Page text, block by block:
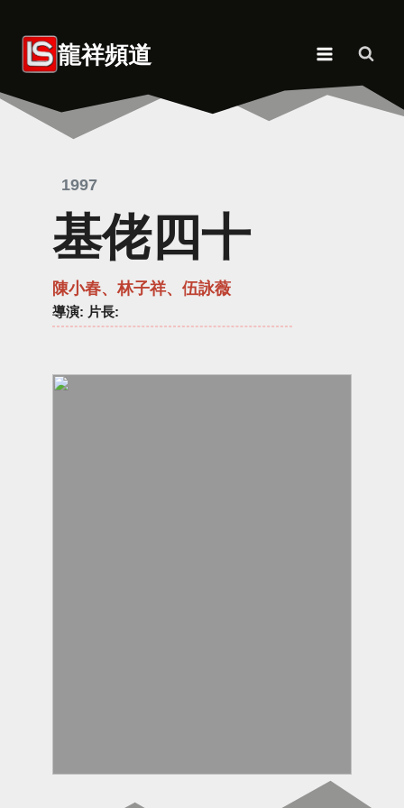
content 龍祥頻道
1997
基佬四十
陳小春、林子祥、伍詠薇
導演: 片長: